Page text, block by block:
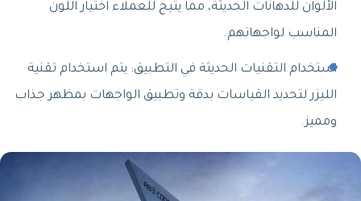
الألوان للدهانات الحديثة، مما يتيح للعملاء اختيار اللون
المناسب لواجهاتهم.
استخدام التقنيات الحديثة في التطبيق: يتم استخدام تقنية
الليزر لتحديد القياسات بدقة وتطبيق الواجهات بمظهر جذاب
ومميز.